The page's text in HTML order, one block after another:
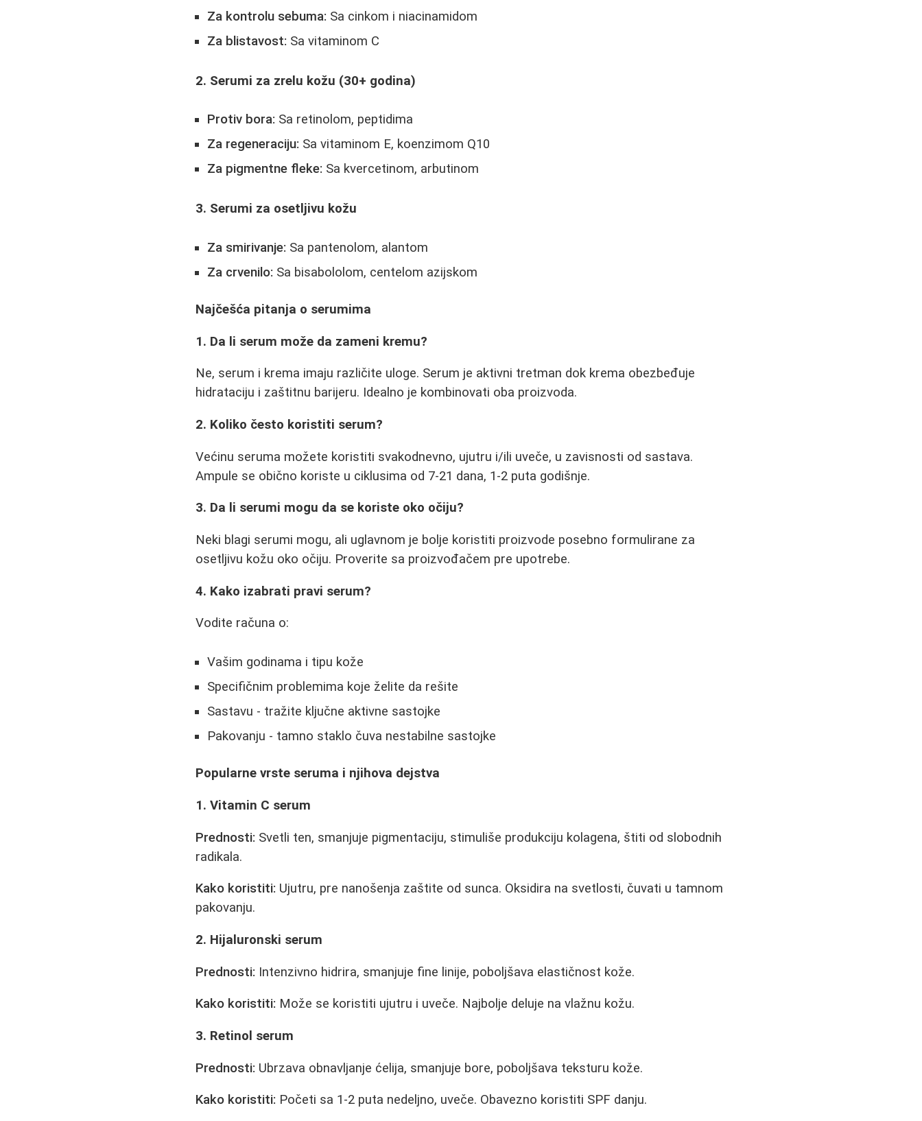
Za kontrolu sebuma: Sa cinkom i niacinamidom
Za blistavost: Sa vitaminom C
2. Serumi za zrelu kožu (30+ godina)
Protiv bora: Sa retinolom, peptidima
Za regeneraciju: Sa vitaminom E, koenzimom Q10
Za pigmentne fleke: Sa kvercetinom, arbutinom
3. Serumi za osetljivu kožu
Za smirivanje: Sa pantenolom, alantom
Za crvenilo: Sa bisabololom, centelom azijskom
Najčešća pitanja o serumima
1. Da li serum može da zameni kremu?
Ne, serum i krema imaju različite uloge. Serum je aktivni tretman dok krema obezbeđuje
hidrataciju i zaštitnu barijeru. Idealno je kombinovati oba proizvoda.
2. Koliko često koristiti serum?
Većinu seruma možete koristiti svakodnevno, ujutru i/ili uveče, u zavisnosti od sastava.
Ampule se obično koriste u ciklusima od 7-21 dana, 1-2 puta godišnje.
3. Da li serumi mogu da se koriste oko očiju?
Neki blagi serumi mogu, ali uglavnom je bolje koristiti proizvode posebno formulirane za
osetljivu kožu oko očiju. Proverite sa proizvođačem pre upotrebe.
4. Kako izabrati pravi serum?
Vodite računa o:
Vašim godinama i tipu kože
Specifičnim problemima koje želite da rešite
Sastavu - tražite ključne aktivne sastojke
Pakovanju - tamno staklo čuva nestabilne sastojke
Popularne vrste seruma i njihova dejstva
1. Vitamin C serum
Prednosti: Svetli ten, smanjuje pigmentaciju, stimuliše produkciju kolagena, štiti od slobodnih
radikala.
Kako koristiti: Ujutru, pre nanošenja zaštite od sunca. Oksidira na svetlosti, čuvati u tamnom
pakovanju.
2. Hijaluronski serum
Prednosti: Intenzivno hidrira, smanjuje fine linije, poboljšava elastičnost kože.
Kako koristiti: Može se koristiti ujutru i uveče. Najbolje deluje na vlažnu kožu.
3. Retinol serum
Prednosti: Ubrzava obnavljanje ćelija, smanjuje bore, poboljšava teksturu kože.
Kako koristiti: Početi sa 1-2 puta nedeljno, uveče. Obavezno koristiti SPF danju.